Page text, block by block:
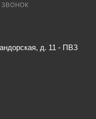
ЗВОНОК
д. 11 - ПВЗ